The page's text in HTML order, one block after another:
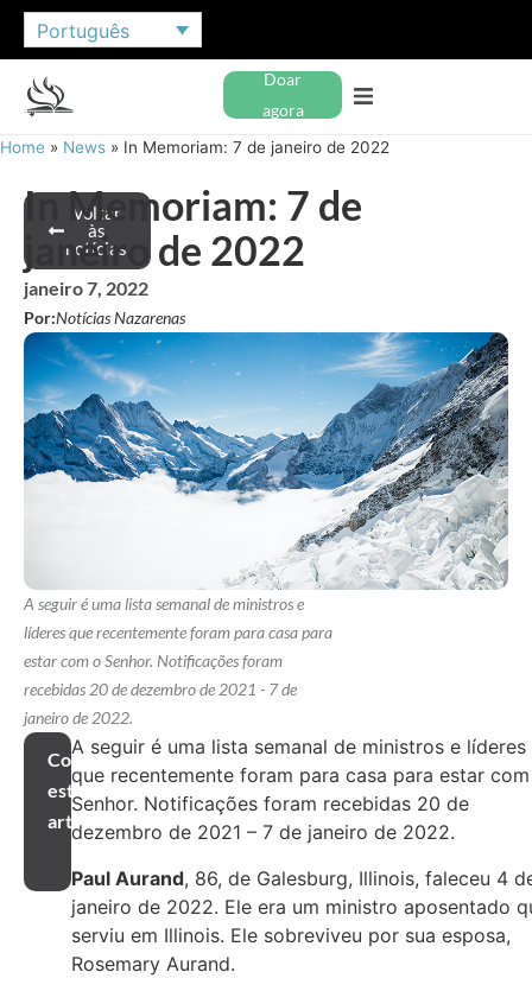
Português
Doar
agora
Home » News » In Memoriam: 7 de janeiro de 2022
Voltar
às
notícias
In Memoriam: 7 de
janeiro de 2022
janeiro 7, 2022
Por:Notícias Nazarenas
A seguir é uma lista semanal de ministros e
líderes que recentemente foram para casa para
estar com o Senhor. Notificações foram
recebidas 20 de dezembro de 2021 - 7 de
janeiro de 2022.
Compartilhar
este
artigo
A seguir é uma lista semanal de ministros e líderes
que recentemente foram para casa para estar
Senhor. Notificações foram recebidas 20 de
dezembro de 2021 – 7 de janeiro de 2022.
Paul Aurand, 86, de Galesburg, Illinois, faleceu 4
janeiro de 2022. Ele era um ministro aposentado
serviu em Illinois. Ele sobreviveu por sua esposa,
Rosemary Aurand.